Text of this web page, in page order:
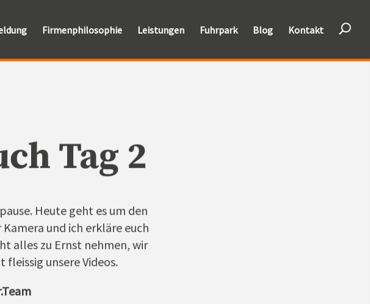
Firmenphilosophie Leistungen Fuhrpark Blog Kontakt U
Tag 2
Heute geht es um den
und ich erkläre euch
alles zu Ernst nehmen, wir
unsere Videos.